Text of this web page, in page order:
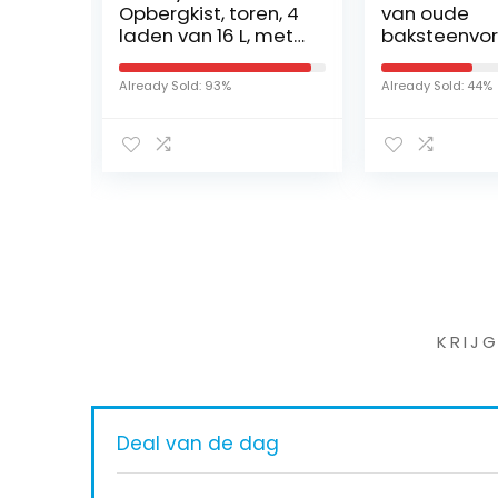
Opbergkist, toren, 4
laden van 16 L, met
wielen,
ergonomische
handgrepen,
garage – Smart…
Already Sold: 93%
van oude
uniek,
shabby
Already Sold: 44%
Deal van de dag